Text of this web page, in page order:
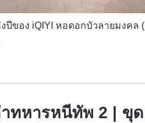
ของ iQIYI หอดอกบัวลายมงคล
าทหารหนีทัพ 2 | ขุ